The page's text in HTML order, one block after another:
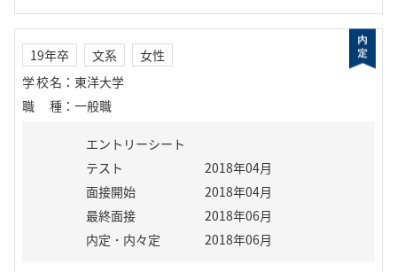
19年卒 文系
女性
学校名 ： 東洋大学
職種 ： 一般職
エントリーシート
テスト
2018年04月
面接開始
2018年04月
最終面接
2018年06月
内定・内々定
2018年06月